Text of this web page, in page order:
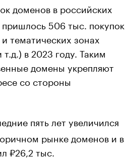
доменов в российских
506 тыс. покупок
тематических зонах
в 2023 году. Таким
домены укрепляют
со стороны
пять лет увеличился
рынке доменов и в
₽26,2 тыс.